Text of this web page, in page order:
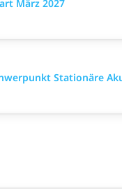
März 2027
Stationäre